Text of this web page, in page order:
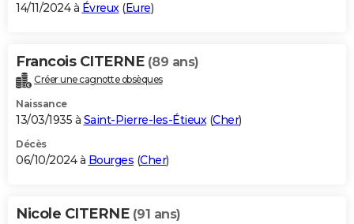
14/11/2024 à Évreux(Eure)
Francois CITERNE (89 ans)
Créer une cagnotte obsèques
Naissance
13/03/1935 à Saint-Pierre-les-Étieux(Cher)
Décès
06/10/2024 à Bourges (Cher)
Nicole CITERNE (91 ans)